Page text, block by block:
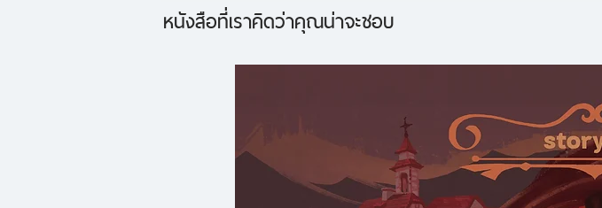
หนังสือที่เราคิดว่าคุณน่าจะชอบ